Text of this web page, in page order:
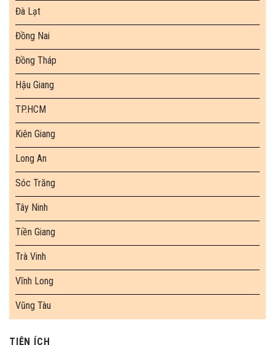
Đà Lạt
Đồng Nai
Đồng Tháp
Hậu Giang
TP.HCM
Kiên Giang
Long An
Sóc Trăng
Tây Ninh
Tiền Giang
Trà Vinh
Vĩnh Long
Vũng Tàu
TIỆN ÍCH